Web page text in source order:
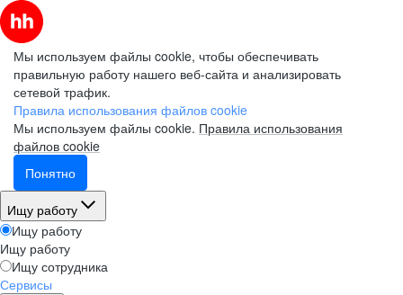
Мы используем файлы cookie, чтобы обеспечивать
правильную работу нашего веб-сайта и анализировать
сетевой трафик.
Правила использования файлов cookie
Мы используем файлы cookie. Правила использования
файлов cookie
Понятно
Ищу работу
Ищу работу
Ищу работу
Ищу сотрудника
Сервисы